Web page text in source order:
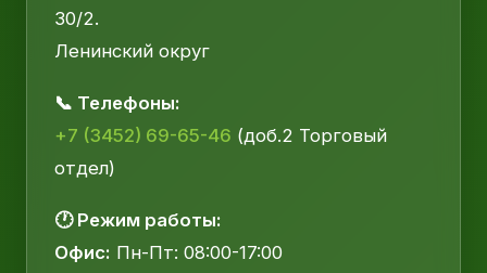
30/2.
Ленинский округ
📞 Телефоны:
+7 (3452) 69-65-46 (доб.2 Торговый
отдел)
🕐 Режим работы:
Офис: Пн-Пт: 08:00-17:00